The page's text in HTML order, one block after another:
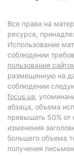
Все права на
ресурсе,
Использование
соблюдении
пользования
размещенную на
соблюдении
focus.ua,
абзаца, объема
превышать 50% от
изменения
большего объема
получения